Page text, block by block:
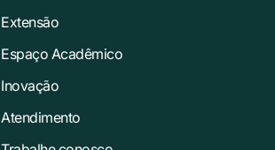
Extensão
Espaço Acadêmico
Inovação
Atendimento